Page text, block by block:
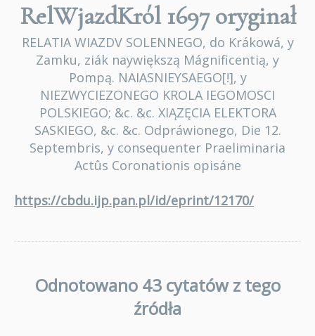
RelWjazdKról 1697oryginał
RELATIA WIAZDV SOLENNEGO, do Krákowá, y
Zamku, ziák naywiększą Mágnificentią, y
Pompą. NAIASNIEYSAEGO[!], y
NIEZWYCIEZONEGO KROLA IEGOMOSCI
POLSKIEGO; &c. &c. XIĄZĘCIA ELEKTORA
SASKIEGO, &c. &c. Odpráwionego, Die 12.
Septembris, y consequenter Praeliminaria
Actûs Coronationis opisáne
https://cbdu.ijp.pan.pl/id/eprint/12170/
Odnotowano 43 cytatów z tego
źródła